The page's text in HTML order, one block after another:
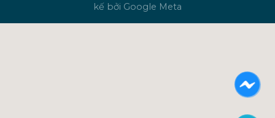
kế bởi Google Meta